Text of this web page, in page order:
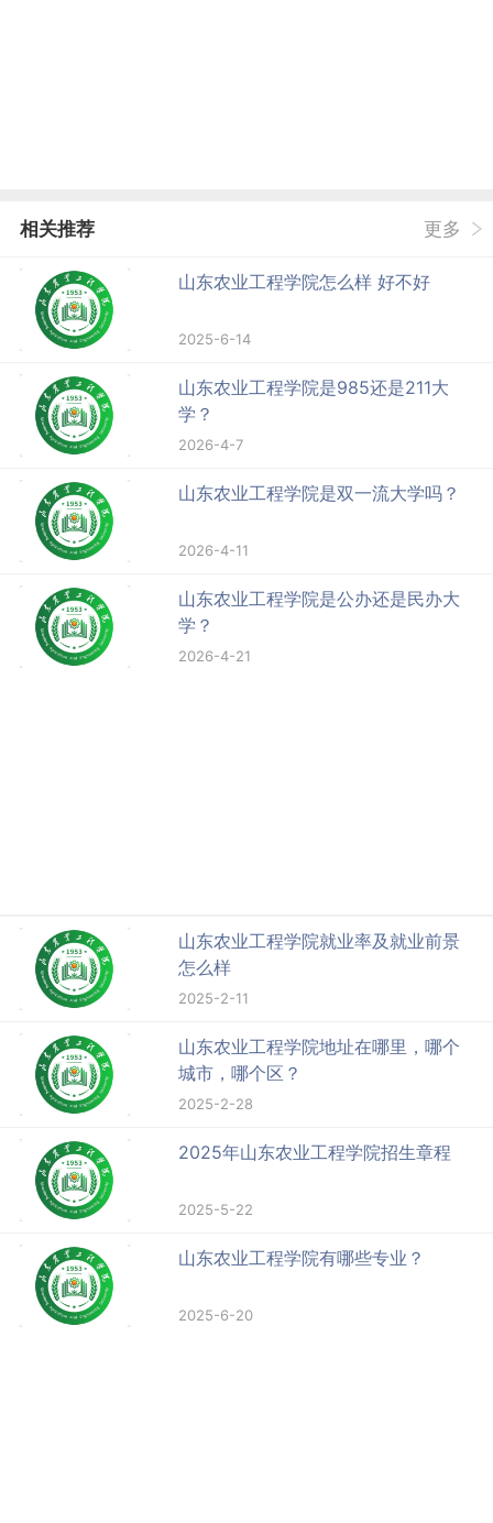
相关推荐 更多
山东农业工程学院怎么样 好不好
2025-6-14
山东农业工程学院是985还是211大
学？
2026-4-7
山东农业工程学院是双一流大学吗？
2026-4-11
山东农业工程学院是公办还是民办大
学？
2026-4-21
山东农业工程学院就业率及就业前景
怎么样
2025-2-11
山东农业工程学院地址在哪里，哪个
城市，哪个区？
2025-2-28
2025年山东农业工程学院招生章程
2025-5-22
山东农业工程学院有哪些专业？
2025-6-20